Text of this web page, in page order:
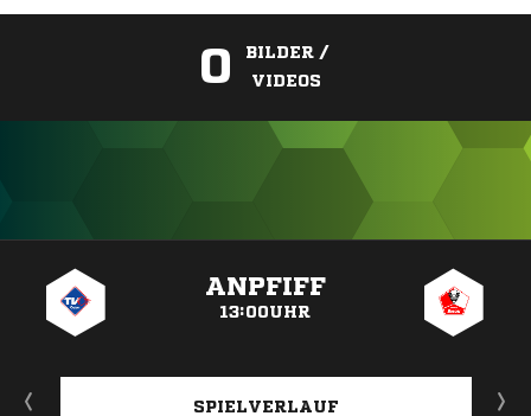
0
BILDER /
VIDEOS
ANPFIFF
13:00UHR
SPIELVERLAUF